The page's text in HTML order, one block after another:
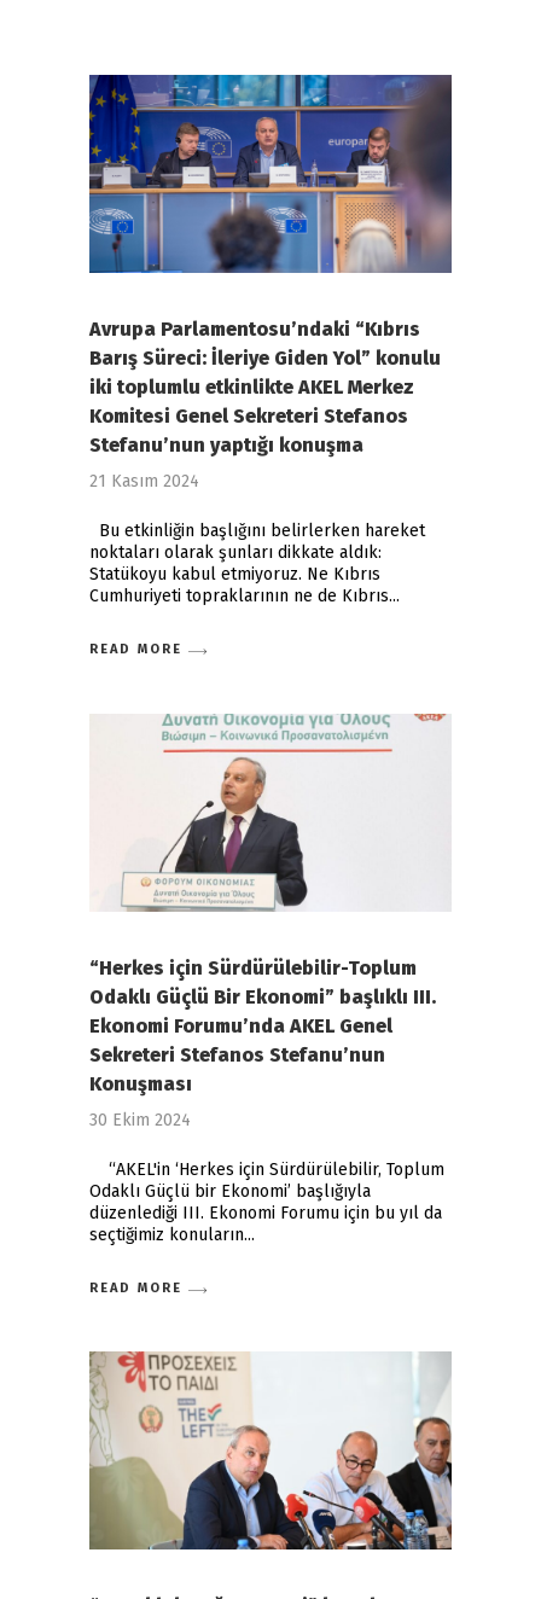
Avrupa Parlamentosu’ndaki “Kıbrıs
Barış Süreci: İleriye Giden Yol” konulu
iki toplumlu etkinlikte AKEL Merkez
Komitesi Genel Sekreteri Stefanos
Stefanu’nun yaptığı konuşma
21 Kasım 2024
Bu etkinliğin başlığını belirlerken hareket
noktaları olarak şunları dikkate aldık:
Statükoyu kabul etmiyoruz. Ne Kıbrıs
Cumhuriyeti topraklarının ne de Kıbrıs
READ MORE
“Herkes için Sürdürülebilir-Toplum
Odaklı Güçlü Bir Ekonomi” başlıklı III.
Ekonomi Forumu’nda AKEL Genel
Sekreteri Stefanos Stefanu’nun
Konuşması
30 Ekim 2024
“AKEL'in ‘Herkes için Sürdürülebilir, Toplum
Odaklı Güçlü bir Ekonomi’ başlığıyla
düzenlediği III. Ekonomi Forumu için bu yıl da
seçtiğimiz konuların
READ MORE